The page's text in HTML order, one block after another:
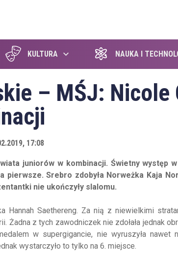
KULTURA NAUKA I
– MŚJ: Nicole
17:08
juniorów w kombinacji. Świetny występ
pierwsze. Srebro zdobyła Norweżka Kaja
nie ukończyły slalomu.
Hannah Saethereng. Za nią z niewielkimi
Żadna z tych zawodniczek nie zdołała jednak
w supergigancie, nie wyruszyła nawet
wystarczyło to tylko na 6. miejsce.